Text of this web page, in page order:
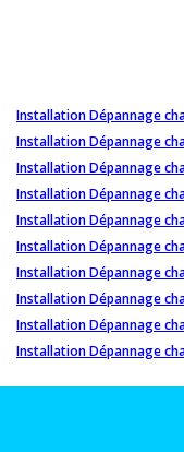
Installation Dépannage
Installation Dépannage
Installation Dépannage
Installation Dépannage
Installation Dépannage
Installation Dépannage
Installation Dépannage
Installation Dépannage
Installation Dépannage
Installation Dépannage